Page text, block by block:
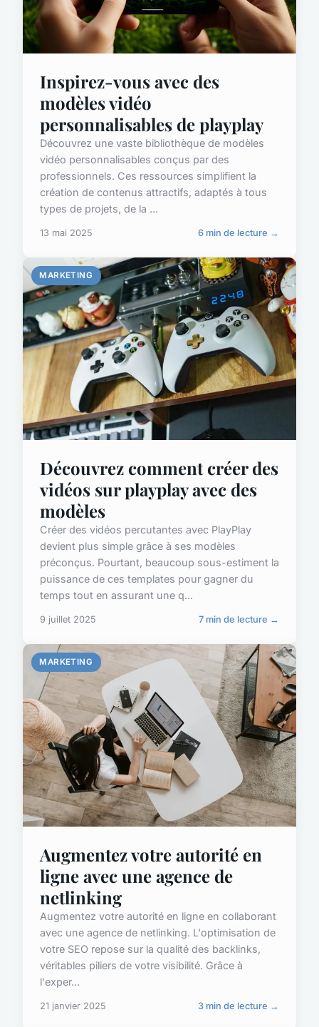
Inspirez-vous avec des
modèles vidéo
personnalisables de playplay
Découvrez une vaste bibliothèque de modèles
vidéo personnalisables conçus par des
professionnels. Ces ressources simplifient la
création de contenus attractifs, adaptés à tous
types de projets, de la ...
13 mai 2025 6 min de lecture →
MARKETING
Découvrez comment créer des
vidéos sur playplay avec des
modèles
Créer des vidéos percutantes avec PlayPlay
devient plus simple grâce à ses modèles
préconçus. Pourtant, beaucoup sous-estiment la
puissance de ces templates pour gagner du
temps tout en assurant une q...
9 juillet 2025 7 min de lecture →
MARKETING
Augmentez votre autorité en
ligne avec une agence de
netlinking
Augmentez votre autorité en ligne en collaborant
avec une agence de netlinking. L'optimisation de
votre SEO repose sur la qualité des backlinks,
véritables piliers de votre visibilité. Grâce à
l'exper...
21 janvier 2025 3 min de lecture →